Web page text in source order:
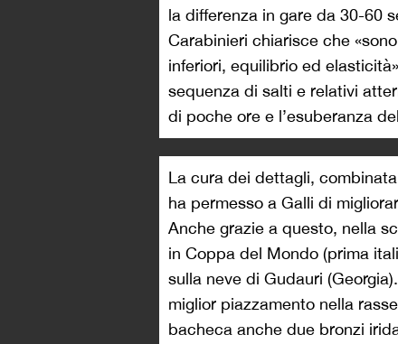
la differenza in gare da 30-60
Carabinieri chiarisce che
inferiori, equilibrio ed
sequenza di salti e relativi
di poche ore e l’esuberanza
La cura dei dettagli,
ha permesso a Galli di
Anche grazie a questo, nella
in Coppa del Mondo (prima
sulla neve di Gudauri
miglior piazzamento nella
bacheca anche due bronzi